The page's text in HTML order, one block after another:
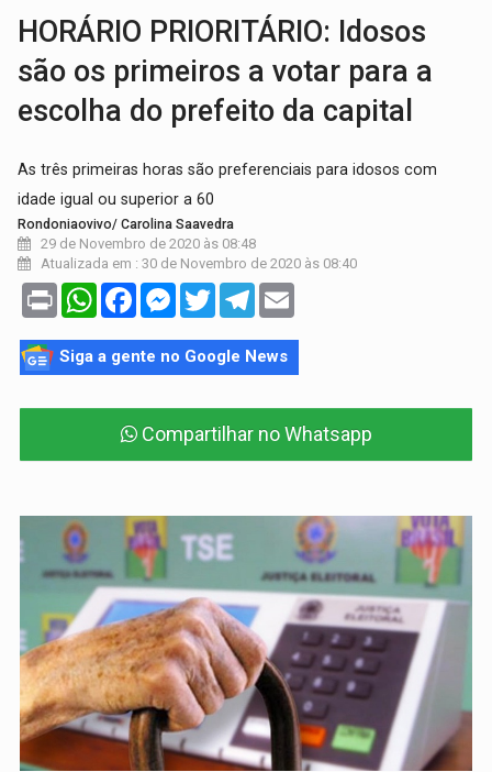
Motoboy de delivery sofre fratura após mulher
HORÁRIO PRIORITÁRIO: Idosos
são os primeiros a votar para a
escolha do prefeito da capital
As três primeiras horas são preferenciais para idosos com
idade igual ou superior a 60
Rondoniaovivo/ Carolina Saavedra
29 de Novembro de 2020 às 08:48
Atualizada em : 30 de Novembro de 2020 às 08:40
Print WhatsAppFacebookMessenger
TwitterTelegram
Siga a gente no Google News
Compartilhar no Whatsapp